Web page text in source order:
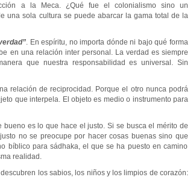
a la Meca. ¿Qué fue el colonialismo sino un
una sola cultura se puede abarcar la gama total de la
. En espíritu, no importa dónde ni bajo qué forma
en una relación inter personal. La verdad es siempre
que nuestra responsabilidad es universal. Sin
relación de reciprocidad. Porque el otro nunca podrá
que interpela. El objeto es medio o instrumento para
es lo que hace el justo. Si se busca el mérito de
no se preocupe por hacer cosas buenas sino que
bíblico para sádhaka, el que se ha puesto en camino
realidad.
los sabios, los niños y los limpios de corazón: